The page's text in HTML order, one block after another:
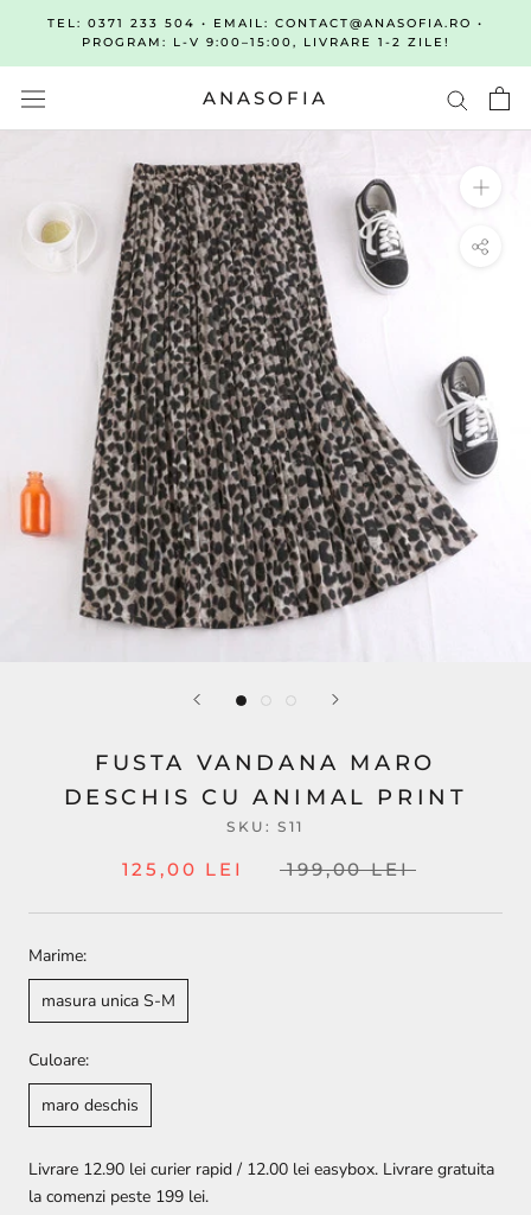
continut
TEL: 0371 233 504 • EMAIL: CONTACT@ANASOFIA.RO •
PROGRAM: L-V 9:00–15:00, LIVRARE 1-2 ZILE!
ANASOFIA
FUSTA VANDANA MARO
DESCHIS CU ANIMAL PRINT
SKU:S11
125,00 LEI 199,00 LEI
Marime:
masura unica S-M
Culoare:
maro deschis
Livrare 12.90 lei curier rapid / 12.00 lei easybox. Livrare gratuita
la comenzi peste 199 lei.